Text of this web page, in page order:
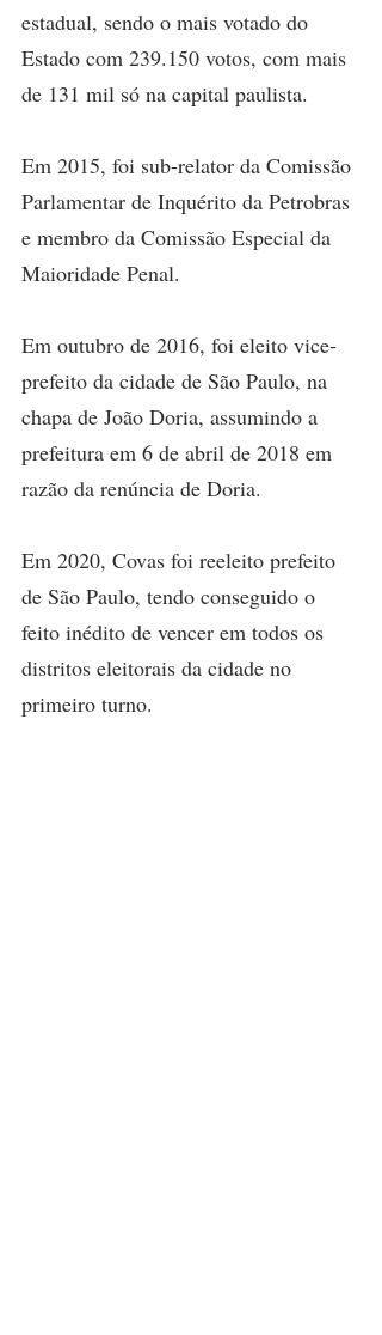
estadual, sendo o mais votado do
Estado com 239.150 votos, com mais
de 131 mil só na capital paulista.
Em 2015, foi sub-relator da Comissão
Parlamentar de Inquérito da Petrobras
e membro da Comissão Especial da
Maioridade Penal.
Em outubro de 2016, foi eleito vice-
prefeito da cidade de São Paulo, na
chapa de João Doria, assumindo a
prefeitura em 6 de abril de 2018 em
razão da renúncia de Doria.
Em 2020, Covas foi reeleito prefeito
de São Paulo, tendo conseguido o
feito inédito de vencer em todos os
distritos eleitorais da cidade no
primeiro turno.